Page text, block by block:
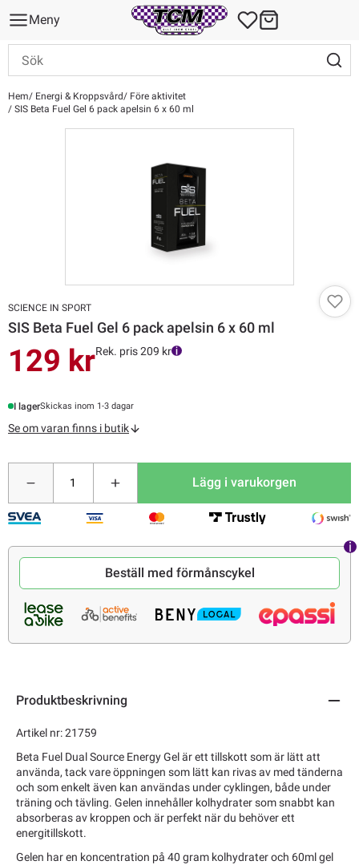
Meny
Hem Energi & Kroppsvård
Före aktivitet
SIS Beta Fuel Gel 6 pack apelsin 6 x 60 ml
SCIENCE IN SPORT
SIS Beta Fuel Gel 6 pack apelsin 6 x 60 ml
129 krRek. pris 209 kr
I lagerSkickas inom 1-3 dagar
Se om varan finns i butik
Lägg i varukorgen
Beställ med förmånscykel
Produktbeskrivning
Artikel nr: 21759
Beta Fuel Dual Source Energy Gel är ett tillskott som är lätt att
använda, tack vare öppningen som lätt kan rivas av med tänderna
och som enkelt även kan användas under cyklingen, både under
träning och tävling. Gelen innehåller kolhydrater som snabbt kan
absorberas av kroppen och är perfekt när du behöver ett
energitillskott.
Gelen har en koncentration på 40 gram kolhydrater och 60ml gel